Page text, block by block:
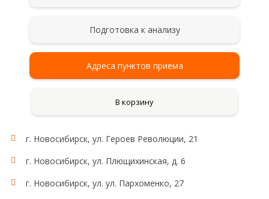
Подготовка к анализу
Адреса пунктов приема
В корзину
г. Новосибирск, ул. Героев Революции, 21
г. Новосибирск, ул. Плющихинская, д. 6
г. Новосибирск, ул. ул. Пархоменко, 27